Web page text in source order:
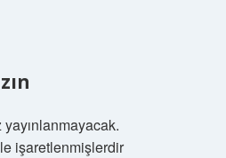
işaretlenmişlerdir